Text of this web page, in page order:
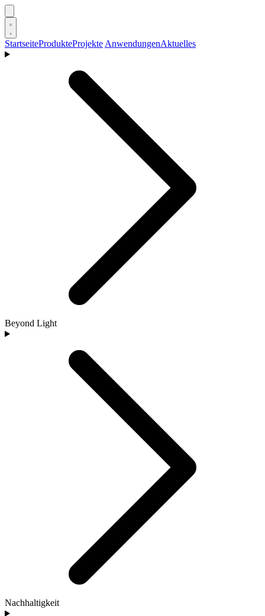
StartseiteProdukteProjekte AnwendungenAktuelles
Beyond Light
Nachhaltigkeit